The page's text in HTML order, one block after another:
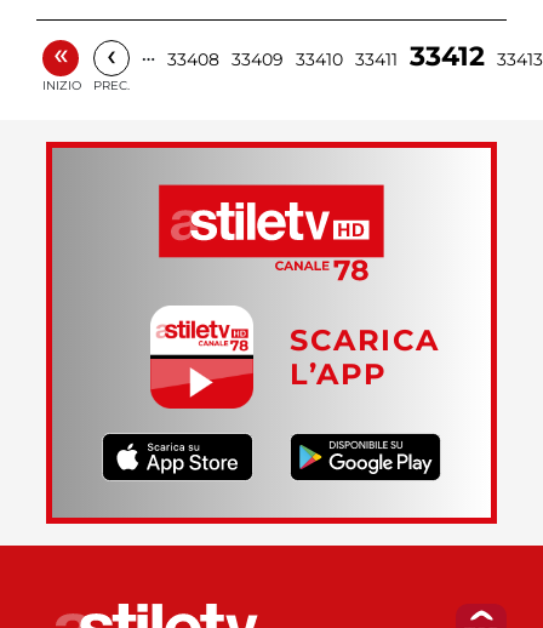
«
INIZIO
‹
PREC.
… 33408 33409 33410 33411 33412 33413
SCARICA
L’APP